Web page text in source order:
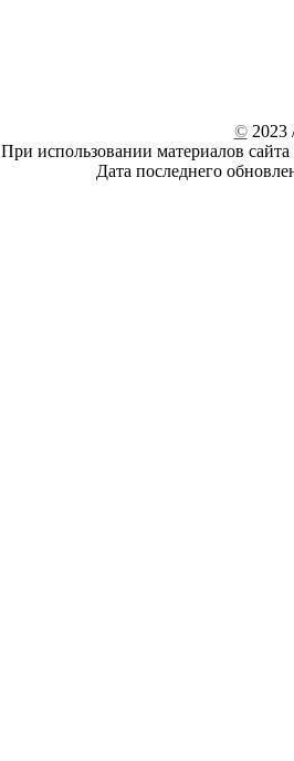
©2023
При использовании материалов
Дата последнего